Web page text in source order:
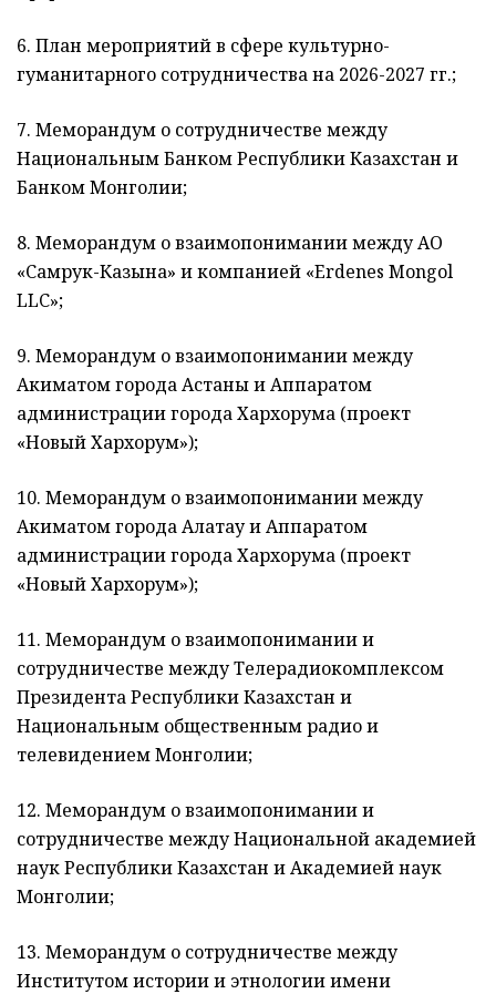
6. План мероприятий в сфере культурно-
гуманитарного сотрудничества на 2026-2027 гг.;
7. Меморандум о сотрудничестве между
Национальным Банком Республики Казахстан и
Банком Монголии;
8. Меморандум о взаимопонимании между АО
«Самрук-Казына» и компанией «Erdenes Mongol
LLC»;
9. Меморандум о взаимопонимании между
Акиматом города Астаны и Аппаратом
администрации города Хархорума (проект
«Новый Хархорум»);
10. Меморандум о взаимопонимании между
Акиматом города Алатау и Аппаратом
администрации города Хархорума (проект
«Новый Хархорум»);
11. Меморандум о взаимопонимании и
сотрудничестве между Телерадиокомплексом
Президента Республики Казахстан и
Национальным общественным радио и
телевидением Монголии;
12. Меморандум о взаимопонимании и
сотрудничестве между Национальной академией
наук Республики Казахстан и Академией наук
Монголии;
13. Меморандум о сотрудничестве между
Институтом истории и этнологии имени